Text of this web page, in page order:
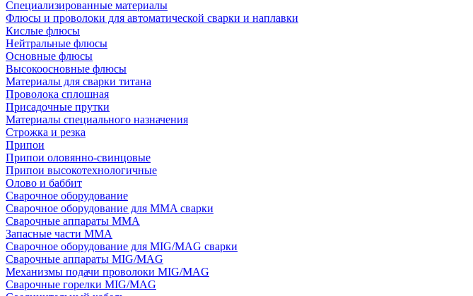
Специализированные материалы
Флюсы и проволоки для автоматической сварки и наплавки
Кислые флюсы
Нейтральные флюсы
Основные флюсы
Высокоосновные флюсы
Материалы для сварки титана
Проволока сплошная
Присадочные прутки
Материалы специального назначения
Строжка и резка
Припои
Припои оловянно-свинцовые
Припои высокотехнологичные
Олово и баббит
Сварочное оборудование
Сварочное оборудование для MMA сварки
Сварочные аппараты MMA
Запасные части MMA
Сварочное оборудование для MIG/MAG сварки
Сварочные аппараты MIG/MAG
Механизмы подачи проволоки MIG/MAG
Сварочные горелки MIG/MAG